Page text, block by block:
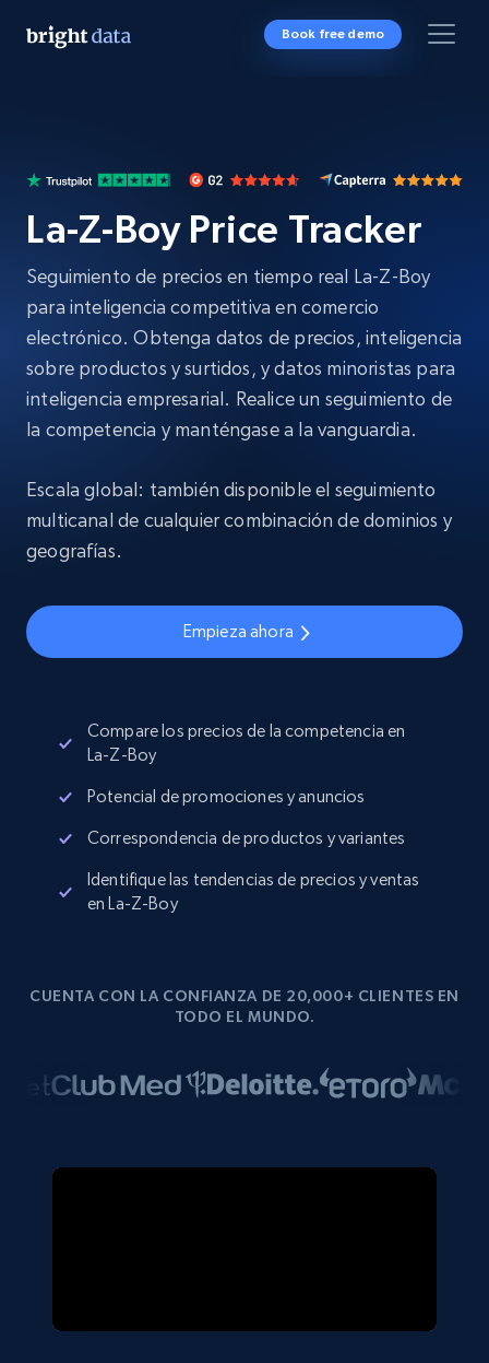
Book free demo
La-Z-Boy Price Tracker
Seguimiento de precios en tiempo real La-Z-Boy
para inteligencia competitiva en comercio
electrónico. Obtenga datos de precios, inteligencia
sobre productos y surtidos, y datos minoristas para
inteligencia empresarial. Realice un seguimiento de
la competencia y manténgase a la vanguardia.
Escala global: también disponible el seguimiento
multicanal de cualquier combinación de dominios y
geografías.
Empieza ahora
Compare los precios de la competencia en
La-Z-Boy
Potencial de promociones y anuncios
Correspondencia de productos y variantes
Identifique las tendencias de precios y ventas
en La-Z-Boy
CUENTA CON LA CONFIANZA DE 20,000+ CLIENTES EN
TODO EL MUNDO.